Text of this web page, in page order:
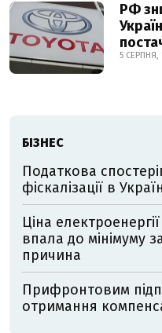
РФ
5 СЕРПНЯ,
БІЗНЕС
Податкова
фіскалізації в
Ціна
впала до мінімуму
причина
Прифронтовим
отримання